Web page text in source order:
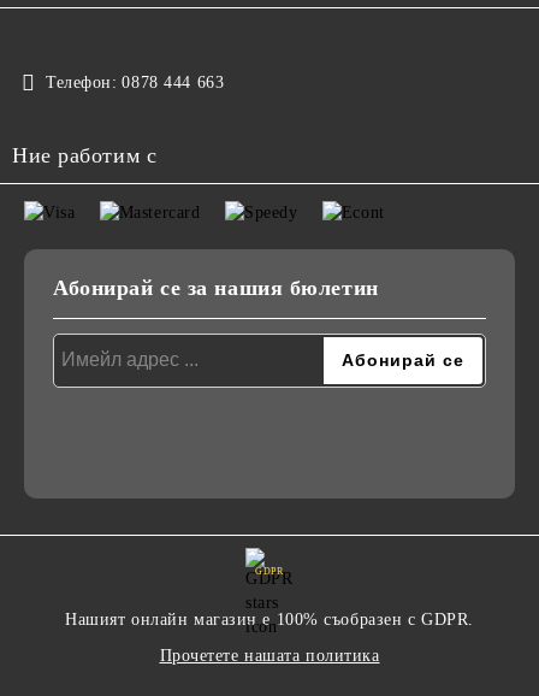
Телефон: 0878 444 663
Ние работим с
Абонирай се за нашия бюлетин
GDPR
Нашият онлайн магазин е 100% съобразен с GDPR.
Прочетете нашата политика